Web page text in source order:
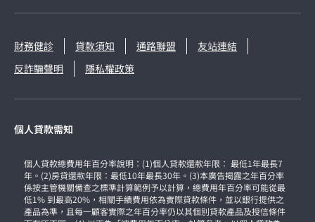
財務健診 貸款須知 通路聯盟
友站連結
反詐騙聲明
隱私權政策
個人貸款需知
個人貸款總費用年百分率說明：(1)個人貸款還款年限： 最低1年最長7
年。(2)房貸還款年限：最低10年最長30年。(3)本廣告揭露之年百分率
係按主管機關備查之標準計算範例予以計算，總費用年百分率可能從最
低1% 到最高20%，相關手續費用依為實際貸款條件，並以銀行提供之
產品為準，且每一顧客實際之年百分率仍以其個別貸款產品及授信條件